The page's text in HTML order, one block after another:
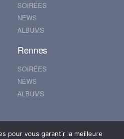
SOIRÉES
NEWS
ALBUMS
Rennes
SOIRÉES
NEWS
ALBUMS
pour vous garantir la meilleure